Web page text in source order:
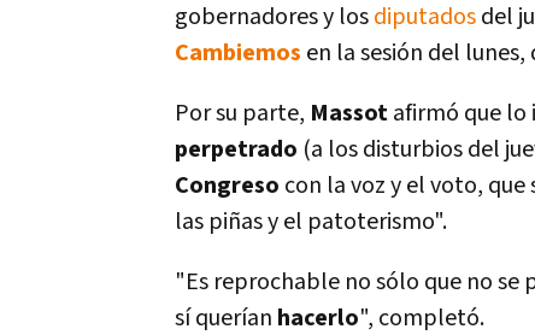
gobernadores y losdiputadosdel
Cambiemos en la sesión del
Por su parte, Massotafirmó que
perpetrado (a los disturbios del
Congreso con la voz y el voto,
las piñas y el patoterismo".
"Es reprochable no sólo que no se
sí­ querí­an hacerlo", completó.